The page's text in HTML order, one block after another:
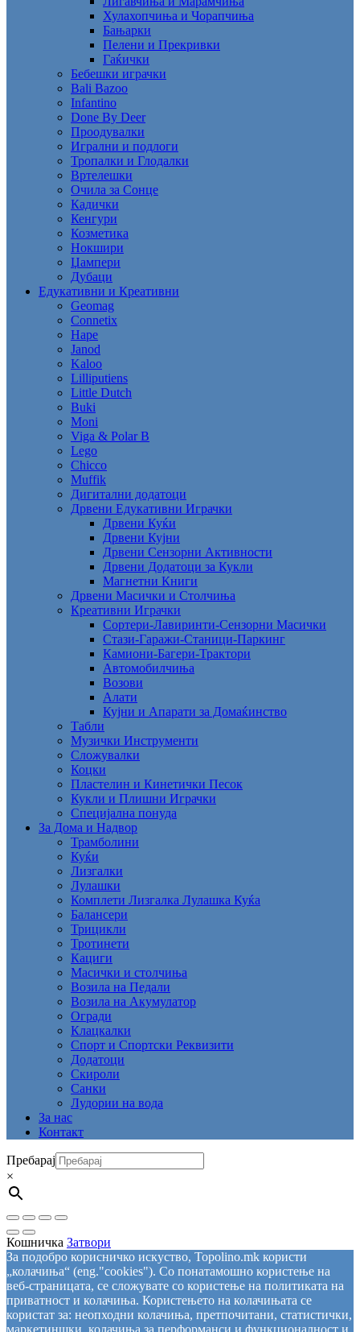
Хулахопчиња и Чорапчиња
Бањарки
Пелени и Прекривки
Гаќички
Бебешки играчки
Bali Bazoo
Infantino
Done By Deer
Проодувалки
Игрални и подлоги
Тропалки и Глодалки
Вртелешки
Очила за Сонце
Кадички
Кенгури
Козметика
Нокшири
Џампери
Дубаци
Едукативни и Креативни
Geomag
Connetix
Hape
Janod
Kaloo
Lilliputiens
Little Dutch
Buki
Moni
Viga & Polar B
Lego
Chicco
Muffik
Дигитални додатоци
Дрвени Едукативни Играчки
Дрвени Куќи
Дрвени Кујни
Дрвени Сензорни Активности
Дрвени Додатоци за Кукли
Магнетни Книги
Дрвени Масички и Столчиња
Креативни Играчки
Сортери-Лавиринти-Сензорни Масички
Стази-Гаражи-Станици-Паркинг
Камиони-Багери-Трактори
Автомобилчиња
Возови
Алати
Кујни и Апарати за Домаќинство
Табли
Музички Инструменти
Сложувалки
Коцки
Пластелин и Кинетички Песок
Кукли и Плишни Играчки
Специјална понуда
За Дома и Надвор
Трамболини
Куќи
Лизгалки
Лулашки
Комплети Лизгалка Лулашка Куќа
Балансери
Трицикли
Тротинети
Кациги
Mасички и столчиња
Возила на Педали
Возила на Акумулатор
Огради
Клацкалки
Спорт и Спортски Реквизити
Додатоци
Скироли
Санки
Лудории на вода
За нас
Контакт
Пребарај
×
Кошничка Затвори
За подобро корисничко искуство, Topolino.mk користи
„колачиња“ (eng."cookies"). Со понатамошно користење на
веб-страницата, се сложувате со користење на политиката на
приватност и колачиња. Користењето на колачињата се
користат за: неопходни колачиња, претпочитани, статистички,
маркетиншки, колачиња за перформанси и функционалност и